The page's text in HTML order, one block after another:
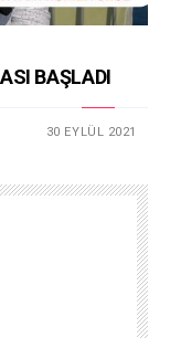
BAŞLADI
30 EYLÜL 2021